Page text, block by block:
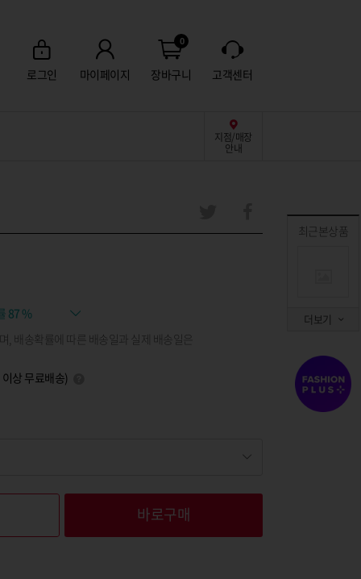
로그인 마이페이지
0
장바구니 고객센터
지점/매장
안내
최근본상품
더보기
87 %
, 배송확률에 따른 배송일과 실제 배송일은
상 무료배송)
바로구매